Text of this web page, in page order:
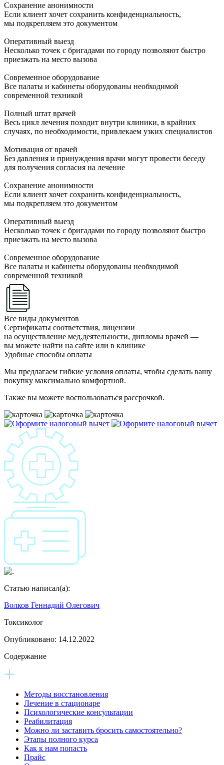
Сохранение анонимности
Если клиент хочет сохранить конфиденциальность,
мы подкрепляем это документом
Оперативный выезд
Несколько точек с бригадами по городу позволяют быстро
приезжать на место вызова
Современное оборудование
Все палаты и кабинеты оборудованы необходимой
современной техникой
Полный штат врачей
Весь цикл лечения походит внутри клиники, в крайних
случаях, по необходимости, привлекаем узких специалистов
Мотивация от врачей
Без давления и принуждения врачи могут провести беседу
для получения согласия на лечение
Сохранение анонимности
Если клиент хочет сохранить конфиденциальность,
мы подкрепляем это документом
Оперативный выезд
Несколько точек с бригадами по городу позволяют быстро
приезжать на место вызова
Современное оборудование
Все палаты и кабинеты оборудованы необходимой
современной техникой
Все виды документов
Сертификаты соответствия, лицензии
на осуществление мед.деятельности, дипломы врачей —
вы можете найти на сайте или в клинике
Удобные способы оплаты
Мы предлагаем гибкие условия оплаты, чтобы сделать вашу
покупку максимально комфортной.
Также вы можете воспользоваться рассрочкой.
Статью написал(а):
Волков Геннадий Олегович
Токсиколог
Опубликовано: 14.12.2022
Содержание
Методы восстановления
Лечение в стационаре
Психологические консультации
Реабилитация
Можно ли заставить бросить самостоятельно?
Этапы полного курса
Как к нам попасть
Прайс